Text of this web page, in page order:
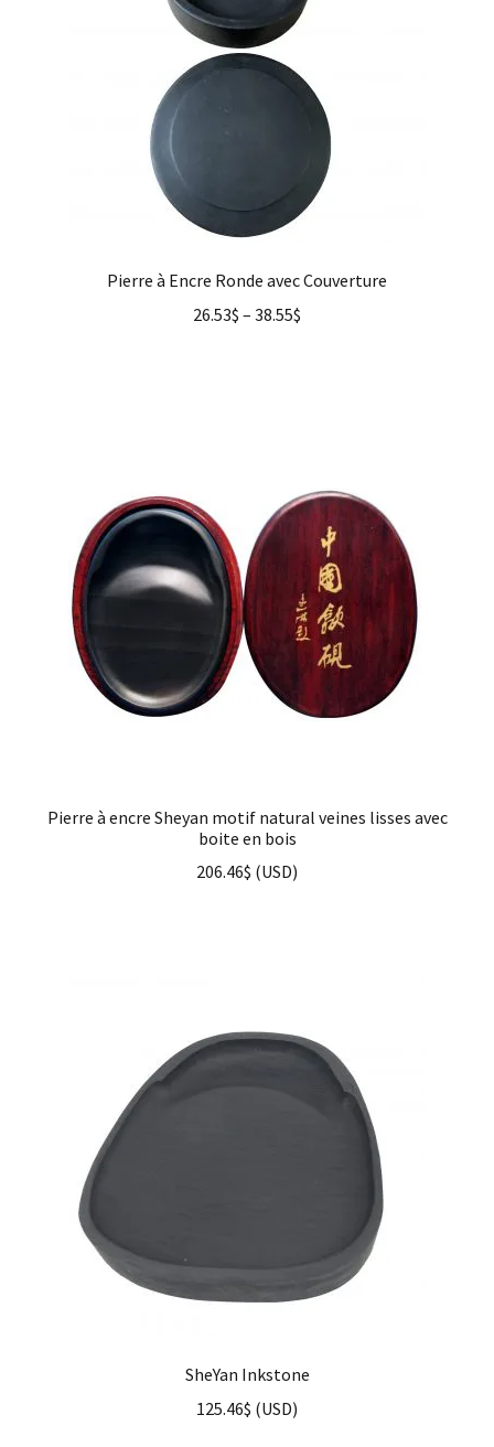
Pierre à Encre Ronde avec Couverture
26.53$ – 38.55$
Pierre à encre Sheyan motif natural veines lisses avec
boite en bois
206.46$ (USD)
SheYan Inkstone
125.46$ (USD)